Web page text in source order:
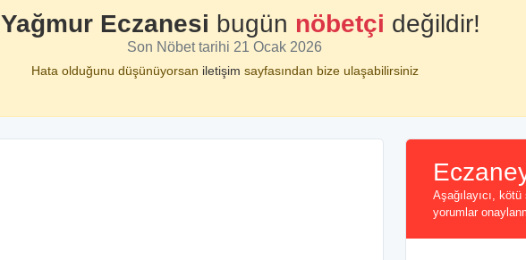
Yağmur Eczanesi bugün nöbetçi değildir!
Son Nöbet tarihi 21 Ocak 2026
Hata olduğunu düşünüyorsan iletişim sayfasından bize ulaşabilirsiniz
Aşağılayıcı,
yorumlar